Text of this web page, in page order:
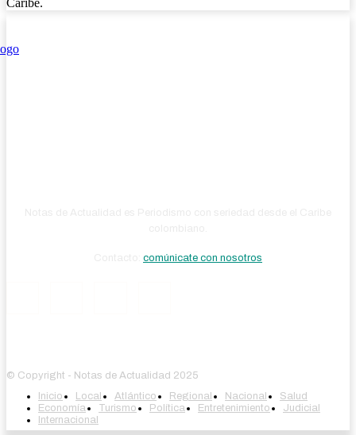
comúnicate con nosotros
© Copyright - Notas de Actualidad 2025
Inicio
Local Atlántico Regional Nacional
Salud
Economía
Turismo Política Entretenimiento
Judicial
Internacional